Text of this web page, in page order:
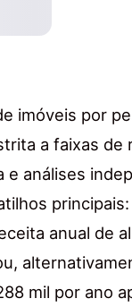
imóveis por
a faixas de
e análises
anual de
mil por ano